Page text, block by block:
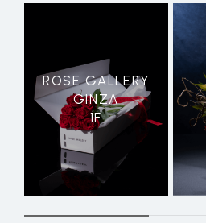
ROSE GALLERY
GINZA
1F